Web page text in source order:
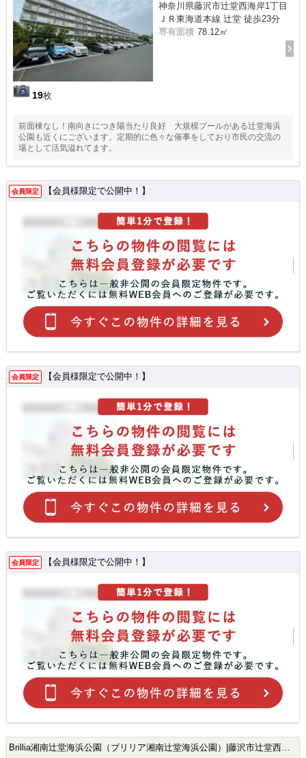
19枚
神奈川県藤沢市辻堂西海岸1丁目
ＪＲ東海道本線 辻堂 徒歩23分
専有面積 78.12㎡
前面棟なし！南向きにつき陽当たり良好 大規模プールがある辻堂海浜
公園も近くにございます。定期的に色々な催事をしており市民の交流の
場として活気溢れてます。
会員限定 【会員様限定で公開中！】
会員限定 【会員様限定で公開中！】
会員限定 【会員様限定で公開中！】
Brillia湘南辻堂海浜公園（ブリリア湘南辻堂海浜公園）|藤沢市辻堂西海岸2丁目の中古マンション